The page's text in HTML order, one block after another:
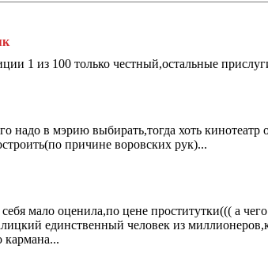
1 из 100 только честный,остальные
надо в мэрию выбирать,тогда хоть
причине воровских рук)...
мало оценила,по цене проститутки((( а
единственный человек из
кармана...